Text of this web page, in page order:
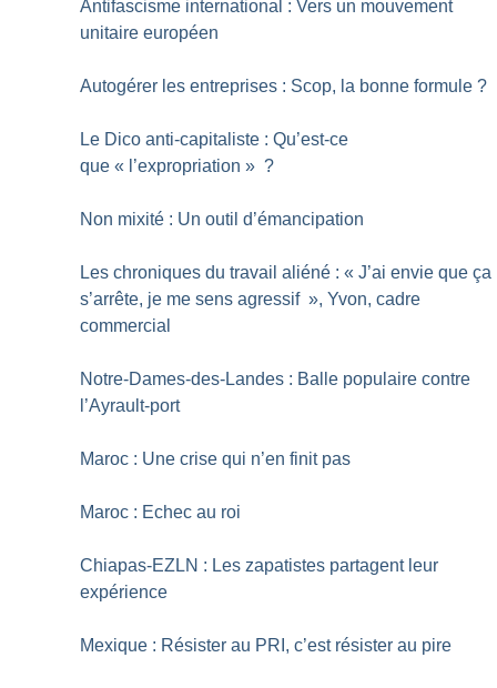
Antifascisme international : Vers un mouvement
unitaire européen
Autogérer les entreprises : Scop, la bonne formule ?
Le Dico anti-capitaliste : Qu’est-ce
que « l’expropriation » ?
Non mixité : Un outil d’émancipation
Les chroniques du travail aliéné : « J’ai envie que ça
s’arrête, je me sens agressif », Yvon, cadre
commercial
Notre-Dames-des-Landes : Balle populaire contre
l’Ayrault-port
Maroc : Une crise qui n’en finit pas
Maroc : Echec au roi
Chiapas-EZLN : Les zapatistes partagent leur
expérience
Mexique : Résister au PRI, c’est résister au pire